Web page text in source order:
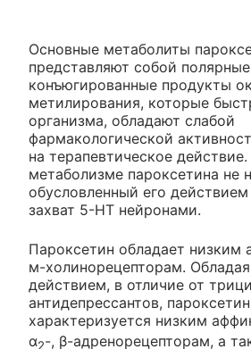
Основные метаболиты
представляют собой
конъюгированные продукты
метилирования, которые
организма, обладают слабой
фармакологической
на терапевтическое
метаболизме пароксетина не
обусловленный его
захват 5-HT нейронами.
Пароксетин обладает низким
м-холинорецепторам.
действием, в отличие от
антидепрессантов, пароксетин
характеризуется низким
α2-, β-адренорецепторам, а